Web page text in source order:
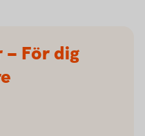
– För dig